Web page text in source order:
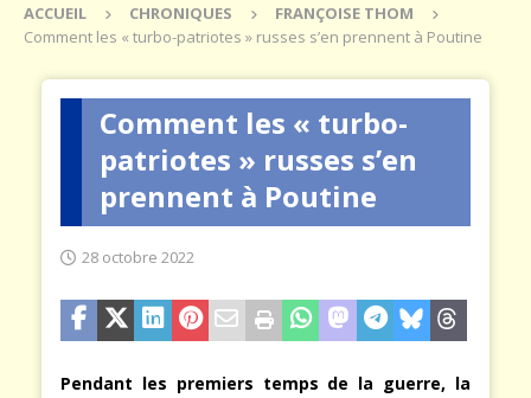
ACCUEIL CHRONIQUES
FRANÇOISE THOM
Comment les « turbo-patriotes » russes s’en prennent à Poutine
Comment les « turbo-
patriotes » russes s’en
prennent à Poutine
28 octobre 2022
Pendant les premiers temps de la guerre, la